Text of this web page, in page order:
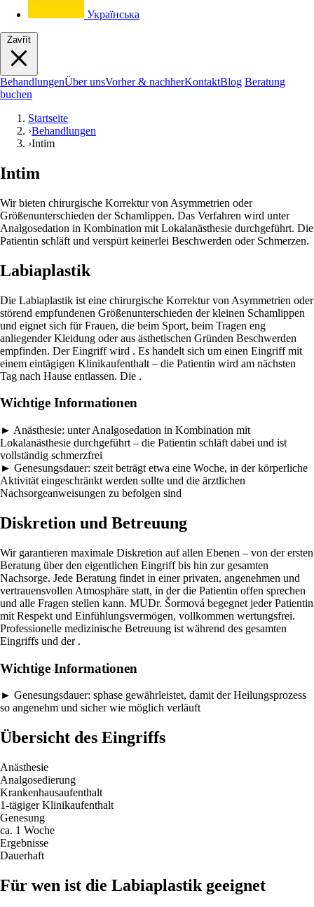
Українська
Zavřít
BehandlungenÜber unsVorher & nachherKontaktBlog Beratung
buchen
Startseite
›Behandlungen
›Intim
Intim
Wir bieten chirurgische Korrektur von Asymmetrien oder
Größenunterschieden der Schamlippen. Das Verfahren wird unter
Analgosedation in Kombination mit Lokalanästhesie durchgeführt. Die
Patientin schläft und verspürt keinerlei Beschwerden oder Schmerzen.
Labiaplastik
Die Labiaplastik ist eine chirurgische Korrektur von Asymmetrien oder
störend empfundenen Größenunterschieden der kleinen Schamlippen
und eignet sich für Frauen, die beim Sport, beim Tragen eng
anliegender Kleidung oder aus ästhetischen Gründen Beschwerden
empfinden. Der Eingriff wird . Es handelt sich um einen Eingriff mit
einem eintägigen Klinikaufenthalt – die Patientin wird am nächsten
Tag nach Hause entlassen. Die .
Wichtige Informationen
► Anästhesie: unter Analgosedation in Kombination mit
Lokalanästhesie durchgeführt – die Patientin schläft dabei und ist
vollständig schmerzfrei
► Genesungsdauer: szeit beträgt etwa eine Woche, in der körperliche
Aktivität eingeschränkt werden sollte und die ärztlichen
Nachsorgeanweisungen zu befolgen sind
Diskretion und Betreuung
Wir garantieren maximale Diskretion auf allen Ebenen – von der ersten
Beratung über den eigentlichen Eingriff bis hin zur gesamten
Nachsorge. Jede Beratung findet in einer privaten, angenehmen und
vertrauensvollen Atmosphäre statt, in der die Patientin offen sprechen
und alle Fragen stellen kann. MUDr. Šormová begegnet jeder Patientin
mit Respekt und Einfühlungsvermögen, vollkommen wertungsfrei.
Professionelle medizinische Betreuung ist während des gesamten
Eingriffs und der .
Wichtige Informationen
► Genesungsdauer: sphase gewährleistet, damit der Heilungsprozess
so angenehm und sicher wie möglich verläuft
Übersicht des Eingriffs
Anästhesie
Analgosedierung
Krankenhausaufenthalt
1-tägiger Klinikaufenthalt
Genesung
ca. 1 Woche
Ergebnisse
Dauerhaft
Für wen ist die Labiaplastik geeignet